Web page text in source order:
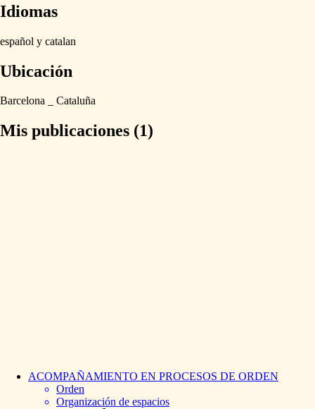
Idiomas
español y catalan
Ubicación
Barcelona Cataluña
Mis publicaciones (1)
ACOMPAÑAMIENTO EN PROCESOS DE ORDEN
Orden
Organización de espacios